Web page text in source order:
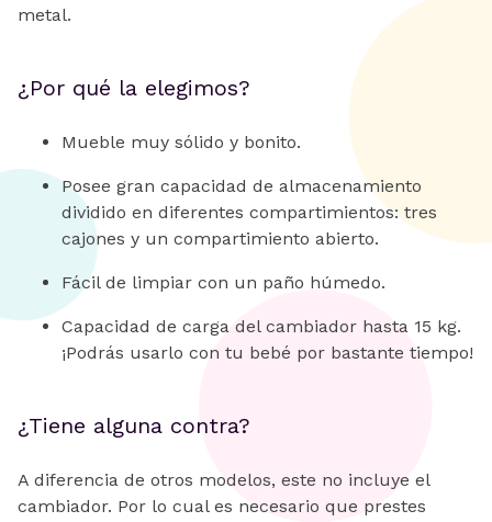
metal.
¿Por qué la elegimos?
Mueble muy sólido y bonito.
Posee gran capacidad de almacenamiento
dividido en diferentes compartimientos: tres
cajones y un compartimiento abierto.
Fácil de limpiar con un paño húmedo.
Capacidad de carga del cambiador hasta 15 kg.
¡Podrás usarlo con tu bebé por bastante tiempo!
¿Tiene alguna contra?
A diferencia de otros modelos, este no incluye el
cambiador. Por lo cual es necesario que prestes